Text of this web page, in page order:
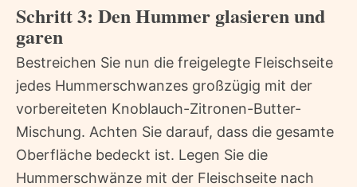
Schritt 3: Den Hummer glasieren und
garen
Bestreichen Sie nun die freigelegte Fleischseite
jedes Hummerschwanzes großzügig mit der
vorbereiteten Knoblauch-Zitronen-Butter-
Mischung. Achten Sie darauf, dass die gesamte
Oberfläche bedeckt ist. Legen Sie die
Hummerschwänze mit der Fleischseite nach